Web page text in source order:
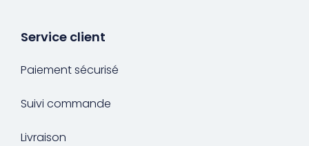
Service client
Paiement sécurisé
Suivi commande
Livraison